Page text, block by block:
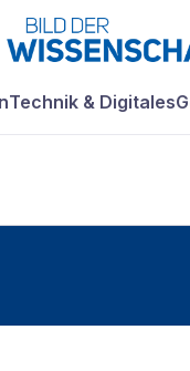
Technik & Digitales